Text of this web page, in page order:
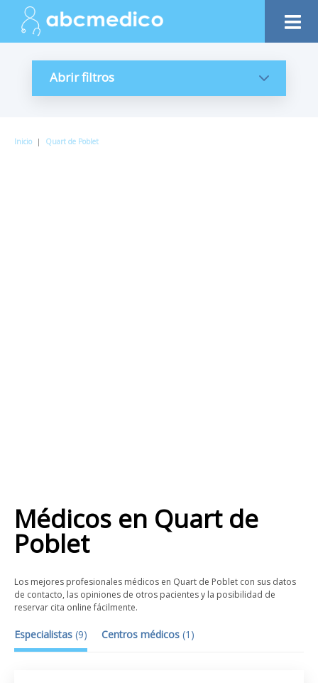
Abrir filtros
Inicio | Quart de Poblet
Médicos en Quart de
Poblet
Los mejores profesionales médicos en Quart de Poblet con sus datos
de contacto, las opiniones de otros pacientes y la posibilidad de
reservar cita online fácilmente.
Especialistas (9) Centros médicos (1 )